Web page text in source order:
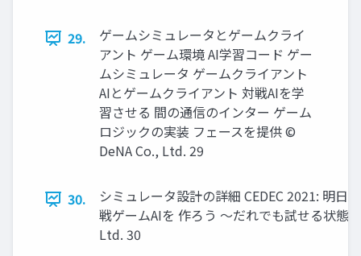
29.
ゲームシミュレータとゲームクライ
アント ゲーム環境 AI学習コード ゲー
ムシミュレータ ゲームクライアント
AIとゲームクライアント 対戦AIを学
習させる 間の通信のインター ゲーム
ロジックの実装 フェースを提供 ©
DeNA Co., Ltd. 29
30.
シミュレータ設計の詳細 CEDEC 2021: 明日
戦ゲームAIを 作ろう 〜だれでも試せる状態
Ltd. 30